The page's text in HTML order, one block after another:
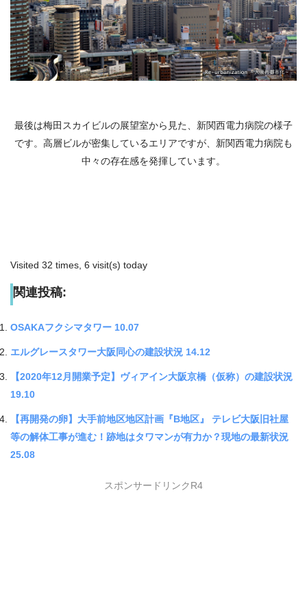
最後は梅田スカイビルの展望室から見た、新関西電力病院の様子
です。高層ビルが密集しているエリアですが、新関西電力病院も
中々の存在感を発揮しています。
Visited 32 times, 6 visit(s) today
関連投稿:
OSAKAフクシマタワー 10.07
エルグレースタワー大阪同心の建設状況 14.12
【2020年12月開業予定】ヴィアイン大阪京橋（仮称）の建設状況
19.10
【再開発の卵】大手前地区地区計画『B地区』 テレビ大阪旧社屋
等の解体工事が進む！跡地はタワマンが有力か？現地の最新状況
25.08
スポンサードリンクR4